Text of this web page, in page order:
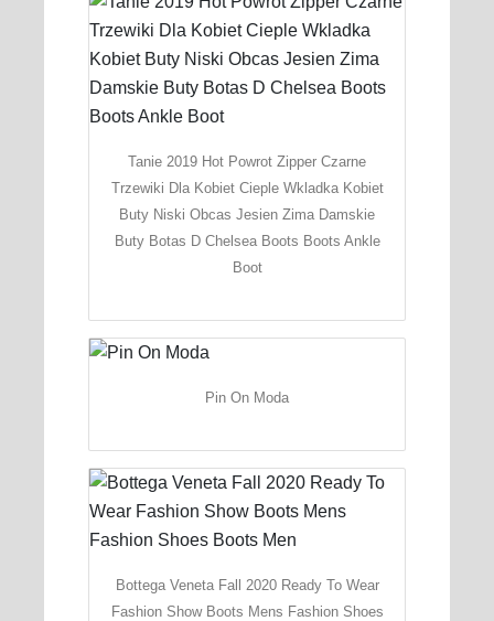
Tanie 2019 Hot Powrot Zipper Czarne
Trzewiki Dla Kobiet Cieple Wkladka Kobiet
Buty Niski Obcas Jesien Zima Damskie
Buty Botas D Chelsea Boots Boots Ankle
Boot
Pin On Moda
Bottega Veneta Fall 2020 Ready To Wear
Fashion Show Boots Mens Fashion Shoes